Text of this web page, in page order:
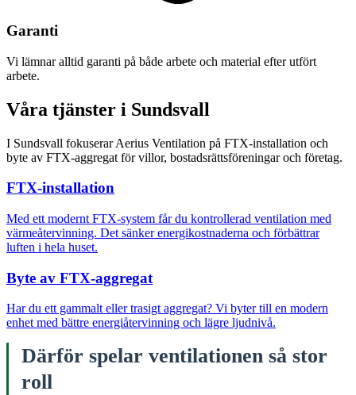
Garanti
Vi lämnar alltid garanti på både arbete och material efter utfört
arbete.
Våra tjänster i Sundsvall
I Sundsvall fokuserar Aerius Ventilation på FTX-installation och
byte av FTX-aggregat för villor, bostadsrättsföreningar och företag.
FTX-installation
Med ett modernt FTX-system får du kontrollerad ventilation med
värmeåtervinning. Det sänker energikostnaderna och förbättrar
luften i hela huset.
Byte av FTX-aggregat
Har du ett gammalt eller trasigt aggregat? Vi byter till en modern
enhet med bättre energiåtervinning och lägre ljudnivå.
Därför spelar ventilationen så stor
roll